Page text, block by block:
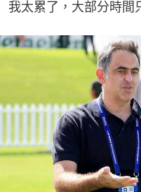
我太累了，大部分時間